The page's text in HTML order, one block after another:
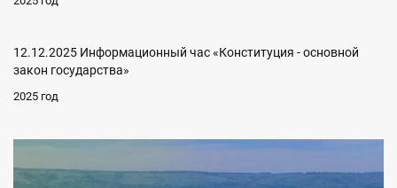
12.12.2025 Информационный час «Конституция - основной
закон государства»
2025 год